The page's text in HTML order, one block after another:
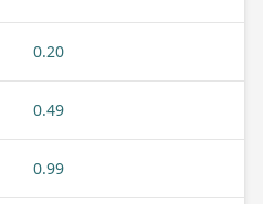
0.20
0.49
0.99